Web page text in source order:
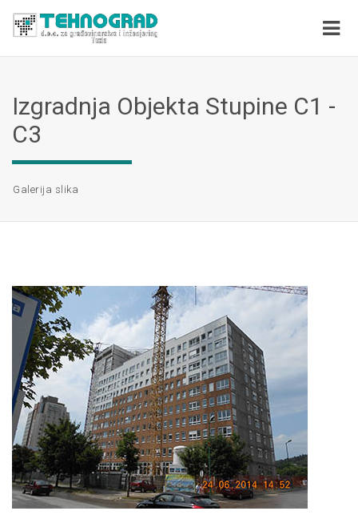
Izgradnja Objekta Stupine C1 -
C3
Galerija slika